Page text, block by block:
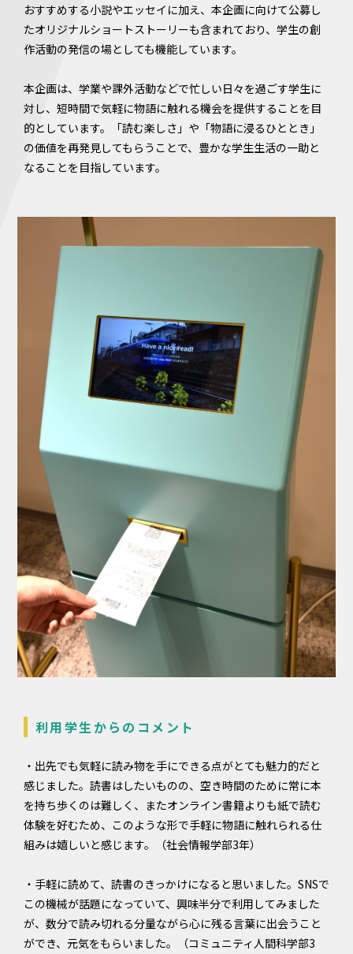
おすすめする小説やエッセイに加え、本企画に向けて公募し
たオリジナルショートストーリーも含まれており、学生の創
作活動の発信の場としても機能しています。
本企画は、学業や課外活動などで忙しい日々を過ごす学生に
対し、短時間で気軽に物語に触れる機会を提供することを目
的としています。「読む楽しさ」や「物語に浸るひととき」
の価値を再発見してもらうことで、豊かな学生生活の一助と
なることを目指しています。
利用学生からのコメント
・出先でも気軽に読み物を手にできる点がとても魅力的だと
感じました。読書はしたいものの、空き時間のために常に本
を持ち歩くのは難しく、またオンライン書籍よりも紙で読む
体験を好むため、このような形で手軽に物語に触れられる仕
組みは嬉しいと感じます。（社会情報学部3年）
・手軽に読めて、読書のきっかけになると思いました。SNSで
この機械が話題になっていて、興味半分で利用してみました
が、数分で読み切れる分量ながら心に残る言葉に出会うこと
ができ、元気をもらいました。（コミュニティ人間科学部3